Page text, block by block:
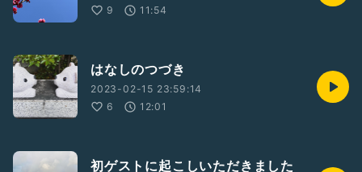
9
11:54
はなしのつづき
2023-02-15 23:59:14
6
12:01
初ゲストに起こしいただきました